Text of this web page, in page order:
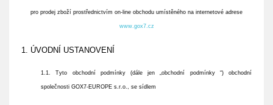
pro prodej zboží prostřednictvím on-line obchodu umístěného na internetové adrese
www.gox7.cz
1. ÚVODNÍ USTANOVENÍ
1.1. Tyto obchodní podmínky (dále jen „obchodní podmínky “) obchodní
společnostiGOX7-EUROPE s.r.o., se sídlem